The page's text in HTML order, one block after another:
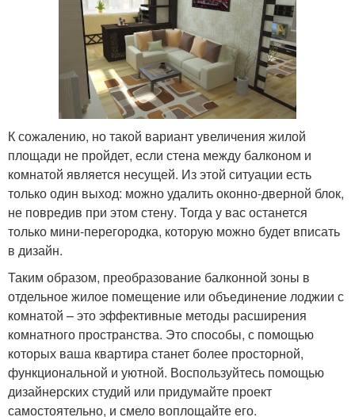
К сожалению, но такой вариант увеличения жилой
площади не пройдет, если стена между балконом и
комнатой является несущей. Из этой ситуации есть
только один выход: можно удалить оконно-дверной блок,
не повредив при этом стену. Тогда у вас останется
только мини-перегородка, которую можно будет вписать
в дизайн.
Таким образом, преобразование балконной зоны в
отдельное жилое помещение или объединение лоджии с
комнатой – это эффективные методы расширения
комнатного пространства. Это способы, с помощью
которых ваша квартира станет более просторной,
функциональной и уютной. Воспользуйтесь помощью
дизайнерских студий или придумайте проект
самостоятельно, и смело воплощайте его.